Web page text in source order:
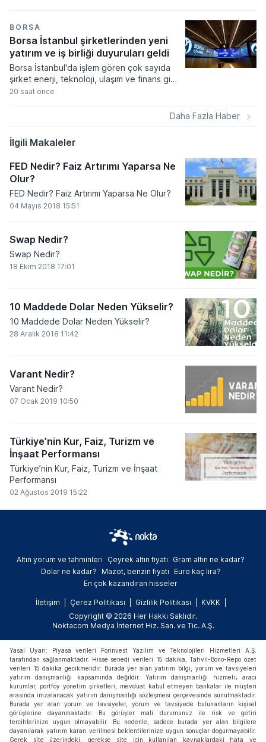
haftalık bazda son yılların en yüksek
getirileri elde edildi.
BORSA
Borsa İstanbul şirketlerinden yeni
yatırım ve iş birliği duyuruları geldi
Borsa İstanbul'da işlem gören çok sayıda
şirket enerji, teknoloji, ulaşım ve finans gibi
farklı sektörlerde gerçekleştirdikleri yeni iş
veriler arasında yüksek tutarlı ihale
kazanımları, stratejik distribütörlük
tesis yatırımları öne çıktı.
20 saat önce
Daha Fazla Haber
İlgili Makaleler
FED Nedir? Faiz Artırımı Yaparsa Ne
Olur?
FED Nedir? Faiz Artırımı Yaparsa Ne Olur?
04 Mayıs 2018 15:51
Swap Nedir?
Swap Nedir?
18 Ekim 2018 17:01
10 Maddede Dolar Neden Yükselir?
10 Maddede Dolar Neden Yükselir?
28 Aralık 2018 11:42
Varant Nedir?
Varant Nedir?
07 Ocak 2019 10:50
Türkiye’nin Kur, Faiz, Turizm ve
İnşaat Performansı
Türkiye’nin Kur, Faiz, Turizm ve İnşaat
Performansı
02 Ağustos 2019 15:22
Altın yorum ve tahminleri Çeyrek altın fiyatı
Gram altın ne kadar?
Dolar ne kadar?
Mazot, benzin fiyatı
Euro kaç lira?
En çok kazandıran hisseler
İletişim Çerez Politikası Gizlilik Politikası
KVKK
Copyright © 2026 Her Hakkı Saklıdır.
Noktacom Medya İnternet Hiz. San. ve Tic. A.Ş.
Yasal Uyarı: Piyasa verileri Forinvest Yazılım ve Teknolojileri Hizmetleri A.Ş.
tarafından sağlanmaktadır. Hisse senedi verileri 15 dakika, Tahvil-Bono-Repo özet
verileri 15 dakika gecikmelidir. Burada yer alan yatırım bilgi, yorum ve tavsiyeleri
yatırım danışmanlığı kapsamında değildir. Yatırım danışmanlığı hizmeti; aracı
kurumlar, portföy yönetim şirketleri, mevduat kabul etmeyen bankalar ile müşteri
arasında imzalanacak yatırım danışmanlığı sözleşmesi çerçevesinde sunulmaktadır.
Burada yer alan yorum ve tavsiyeler, yorum ve tavsiyede bulunanların kişisel
görüşlerine dayanmaktadır. Bu görüşler mali durumunuz ile risk ve getiri
tercihlerinize uygun olmayabilir. Bu nedenle, sadece burada yer alan bilgilere
dayanılarak yatırım kararı verilmesi beklentilerinize uygun sonuçlar doğurmayabilir.
Gerek site üzerindeki, gerekse site için kullanılan kaynaklardaki hata ve